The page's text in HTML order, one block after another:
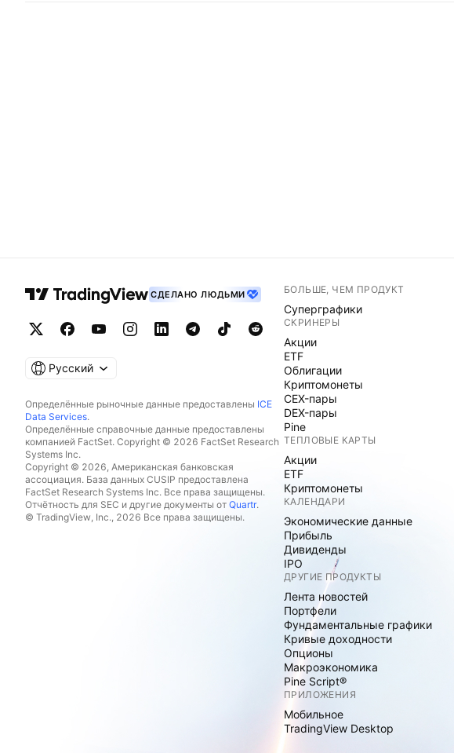
СДЕЛАНО ЛЮДЬМИ
Русский
Определённые рыночные данные предоставлены ICE
Data Services.
Определённые справочные данные предоставлены
компанией FactSet. Copyright © 2026 FactSet Research
Systems Inc.
Copyright © 2026, Американская банковская
ассоциация. База данных CUSIP предоставлена
FactSet Research Systems Inc. Все права защищены.
Отчётность для SEC и другие документы от Quartr.
© TradingView, Inc., 2026 Все права защищены.
БОЛЬШЕ, ЧЕМ ПРОДУКТ
Суперграфики
СКРИНЕРЫ
Акции
ETF
Облигации
Криптомонеты
CEX-пары
DEX-пары
Pine
ТЕПЛОВЫЕ КАРТЫ
Акции
ETF
Криптомонеты
КАЛЕНДАРИ
Экономические данные
Прибыль
Дивиденды
IPO
ДРУГИЕ ПРОДУКТЫ
Лента новостей
Портфели
Фундаментальные графики
Кривые доходности
Опционы
Макроэкономика
Pine Script®
ПРИЛОЖЕНИЯ
Мобильное
TradingView Desktop